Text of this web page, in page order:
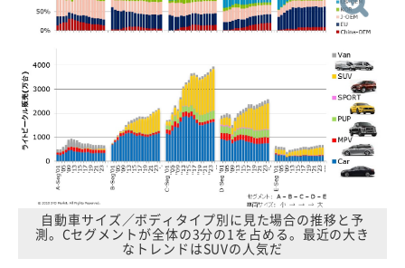
自動車サイズ／ボディタイプ別に見た場合の推移と予
測。Cセグメントが全体の3分の1を占める。最近の大き
なトレンドはSUVの人気だ